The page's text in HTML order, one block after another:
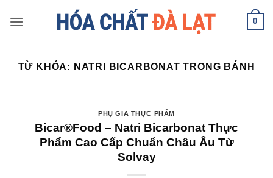
0
TỪ KHÓA: NATRI BICARBONAT TRONG BÁNH
PHỤ GIA THỰC PHẨM
Bicar®Food – Natri Bicarbonat Thực
Phẩm Cao Cấp Chuẩn Châu Âu Từ
Solvay